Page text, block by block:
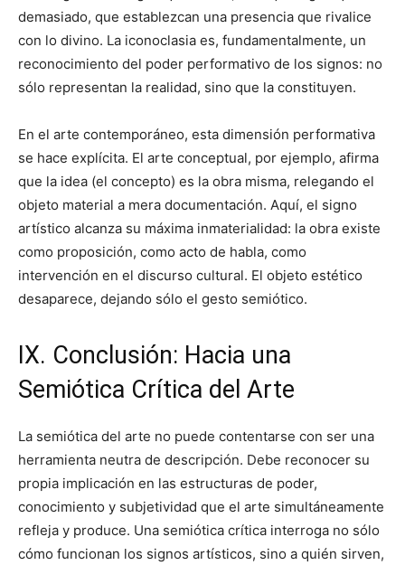
demasiado, que establezcan una presencia que rivalice
con lo divino. La iconoclasia es, fundamentalmente, un
reconocimiento del poder performativo de los signos: no
sólo representan la realidad, sino que la constituyen.
En el arte contemporáneo, esta dimensión performativa
se hace explícita. El arte conceptual, por ejemplo, afirma
que la idea (el concepto) es la obra misma, relegando el
objeto material a mera documentación. Aquí, el signo
artístico alcanza su máxima inmaterialidad: la obra existe
como proposición, como acto de habla, como
intervención en el discurso cultural. El objeto estético
desaparece, dejando sólo el gesto semiótico.
IX. Conclusión: Hacia una
Semiótica Crítica del Arte
La semiótica del arte no puede contentarse con ser una
herramienta neutra de descripción. Debe reconocer su
propia implicación en las estructuras de poder,
conocimiento y subjetividad que el arte simultáneamente
refleja y produce. Una semiótica crítica interroga no sólo
cómo funcionan los signos artísticos, sino a quién sirven,